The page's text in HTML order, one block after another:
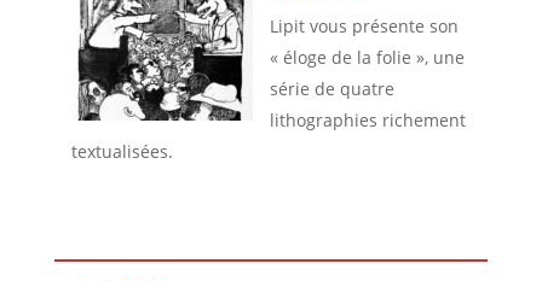
Lipit vous présente son
« éloge de la folie », une
série de quatre
lithographies richement
textualisées.